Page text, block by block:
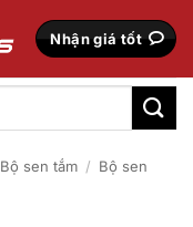
Nhận giá tốt
Bộ sen tắm / Bộ sen